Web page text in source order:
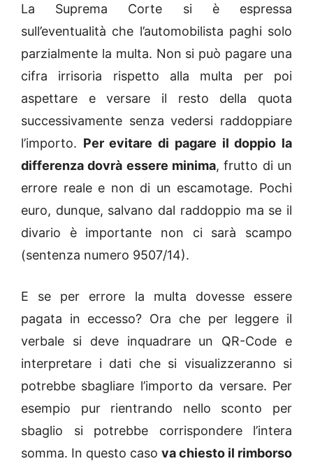
La Suprema Corte si è espressa
sull’eventualità che l’automobilista paghi solo
parzialmente la multa. Non si può pagare una
cifra irrisoria rispetto alla multa per poi
aspettare e versare il resto della quota
successivamente senza vedersi raddoppiare
l’importo. Per evitare di pagare il doppio la
differenza dovrà essere minima, frutto di un
errore reale e non di un escamotage. Pochi
euro, dunque, salvano dal raddoppio ma se il
divario è importante non ci sarà scampo
(sentenza numero 9507/14).
E se per errore la multa dovesse essere
pagata in eccesso? Ora che per leggere il
verbale si deve inquadrare un QR-Code e
interpretare i dati che si visualizzeranno si
potrebbe sbagliare l’importo da versare. Per
esempio pur rientrando nello sconto per
sbaglio si potrebbe corrispondere l’intera
somma. In questo caso va chiesto il rimborso